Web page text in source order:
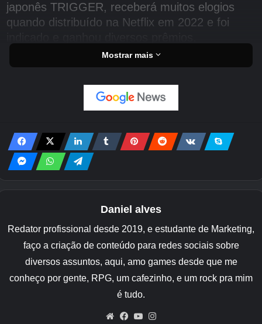
japonês TRIGGER, receberá muitos elogios
quando distribuído na Netflix em 2022 e foi
Mostrar mais
Daniel alves
Redator profissional desde 2019, e estudante de Marketing,
faço a criação de conteúdo para redes sociais sobre
diversos assuntos, aqui, amo games desde que me
conheço por gente, RPG, um cafezinho, e um rock pra mim
é tudo.
WebsiteFacebook
YouTube